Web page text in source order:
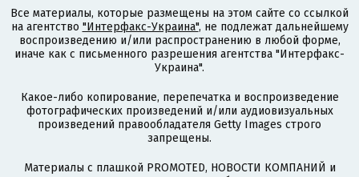
Все материалы, которые размещены на этом сайте со ссылкой
на агентство "Интерфакс-Украина", не подлежат дальнейшему
воспроизведению и/или распространению в любой форме,
иначе как с письменного разрешения агентства "Интерфакс-
Украина".
Какое-либо копирование, перепечатка и воспроизведение
фотографических произведений и/или аудиовизуальных
произведений правообладателя Getty Images строго
запрещены.
Материалы с плашкой PROMOTED, НОВОСТИ КОМПАНИЙ и